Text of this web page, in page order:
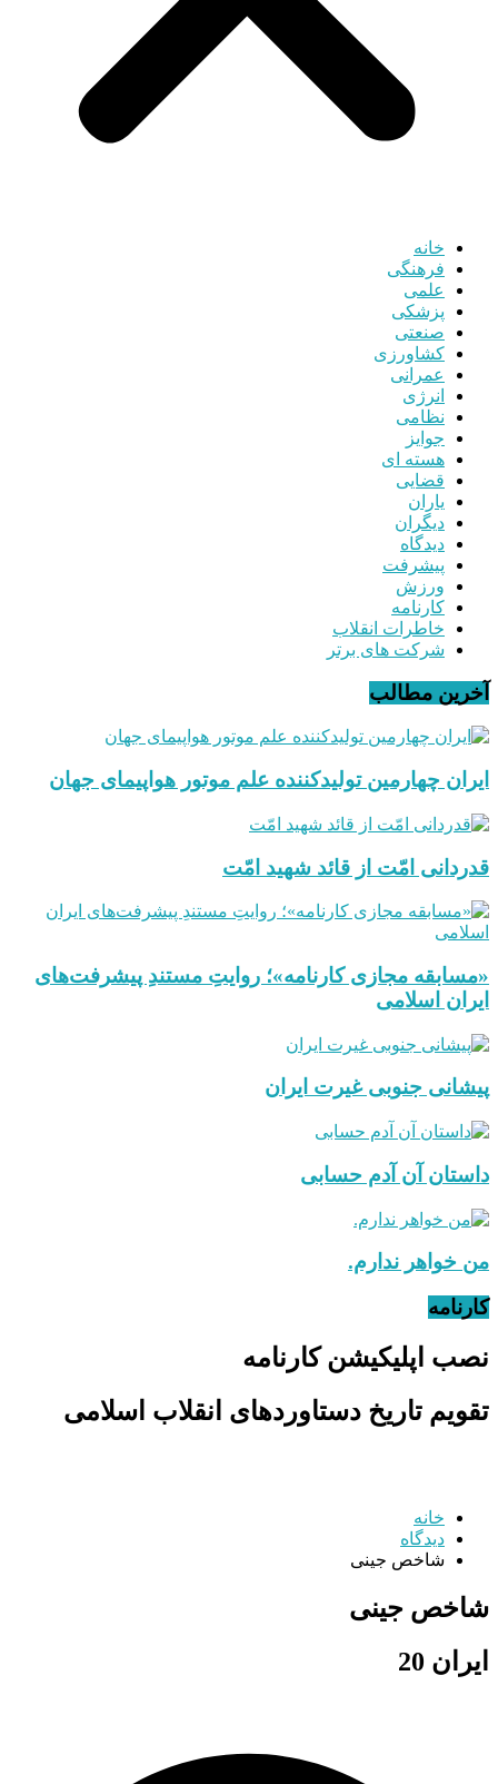
خانه
فرهنگی
علمی
پزشکی
صنعتی
کشاورزی
عمرانی
انرژی
نظامی
جوایز
هسته ای
قضایی
یاران
دیگران
دیدگاه
پیشرفت
ورزش
کارنامه
خاطرات انقلاب
شرکت های برتر
آخرین مطالب
ایران چهارمین تولیدکننده علم موتور هواپیمای جهان
قدردانی امّت از قائد شهید امّت
«مسابقه مجازی کارنامه»؛ روایتِ مستندِ پیشرفت‌های
ایران اسلامی
پیشانی جنوبی غیرت ایران
داستان آن آدم حسابی
من خواهر ندارم.
کارنامه
نصب اپلیکیشن کارنامه
تقویم تاریخ دستاوردهای انقلاب اسلامی
خانه
دیدگاه
شاخص جینی
شاخص جینی
ایران 20